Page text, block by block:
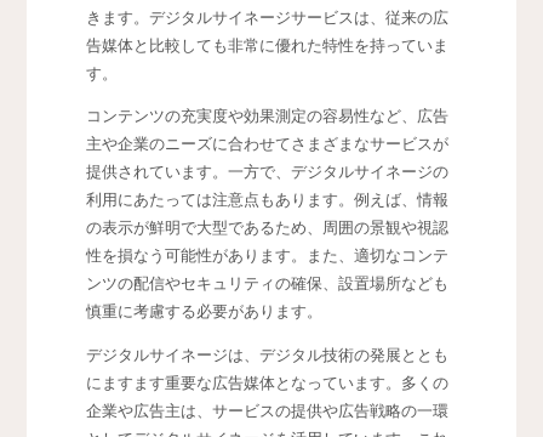
きます。デジタルサイネージサービスは、従来の広
告媒体と比較しても非常に優れた特性を持っていま
す。
コンテンツの充実度や効果測定の容易性など、広告
主や企業のニーズに合わせてさまざまなサービスが
提供されています。一方で、デジタルサイネージの
利用にあたっては注意点もあります。例えば、情報
の表示が鮮明で大型であるため、周囲の景観や視認
性を損なう可能性があります。また、適切なコンテ
ンツの配信やセキュリティの確保、設置場所なども
慎重に考慮する必要があります。
デジタルサイネージは、デジタル技術の発展ととも
にますます重要な広告媒体となっています。多くの
企業や広告主は、サービスの提供や広告戦略の一環